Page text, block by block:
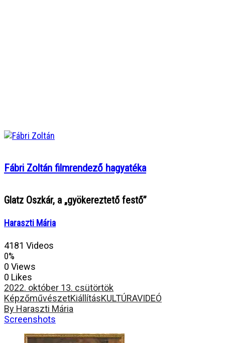
Fábri Zoltán filmrendező hagyatéka
Glatz Oszkár, a „gyökereztető festő”
Haraszti Mária
4181 Videos
0%
0 Views
0 Likes
2022. október 13. csütörtök
KépzőművészetKiállításKULTÚRAVIDEÓ
By Haraszti Mária
Screenshots